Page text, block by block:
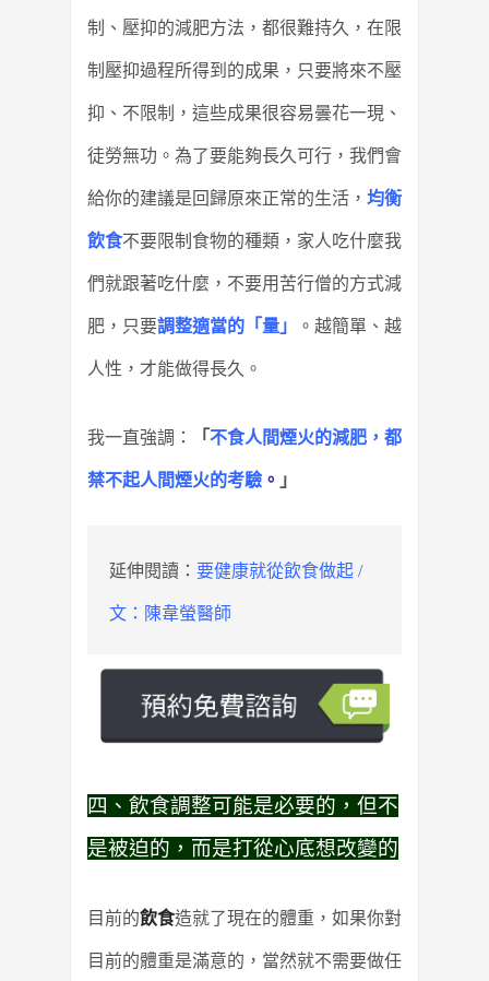
制、壓抑的減肥方法，都很難持久，在限
制壓抑過程所得到的成果，只要將來不壓
抑、不限制，這些成果很容易曇花一現、
徒勞無功。為了要能夠長久可行，我們會
給你的建議是回歸原來正常的生活， 均衡
飲食不要限制食物的種類，家人吃什麼我
們就跟著吃什麼，不要用苦行僧的方式減
肥，只要調整適當的「量」 。越簡單、越
人性，才能做得長久。
我一直強調： 「不食人間煙火的減肥，都
禁不起人間煙火的考驗 。 」
延伸閱讀： 要健康就從飲食做起 /
文：陳韋螢醫師
四、飲食調整可能是必要的，但不
是被迫的，而是打從心底想改變的
目前的飲食造就了現在的體重，如果你對
目前的體重是滿意的，當然就不需要做任